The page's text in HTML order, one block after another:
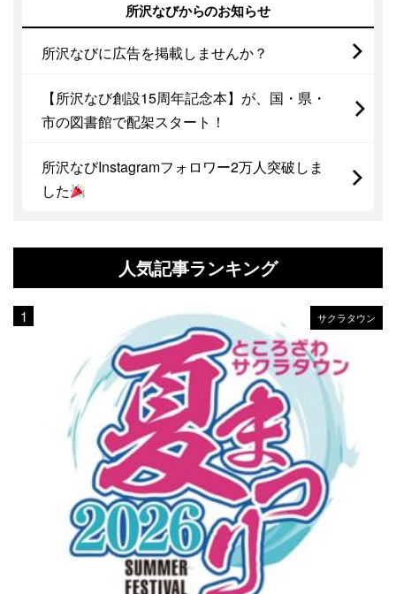
所沢なびからのお知らせ
所沢なびに広告を掲載しませんか？
【所沢なび創設15周年記念本】が、国・県・
市の図書館で配架スタート！
所沢なびInstagramフォロワー2万人突破しま
した
人気記事ランキング
サクラタウン